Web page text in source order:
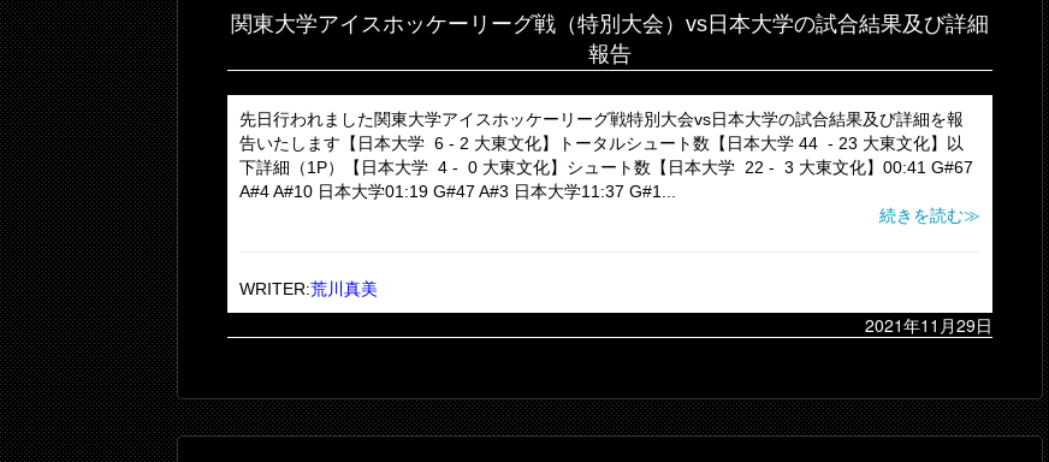
関東大学アイスホッケーリーグ戦（特別大会）vs日本大学の試合結果及び詳細
報告
先日行われました関東大学アイスホッケーリーグ戦特別大会vs日本大学の試合結果及び詳細を報
告いたします【日本大学 6 - 2 大東文化】トータルシュート数【日本大学 44 - 23 大東文化】以
下詳細（1P）【日本大学 4 - 0 大東文化】シュート数【日本大学 22 - 3 大東文化】00:41 G#67
A#4 A#10 日本大学01:19 G#47 A#3 日本大学11:37 G#1...
続きを読む≫
WRITER:荒川真美
2021年11月29日